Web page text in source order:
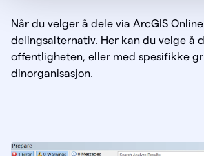
Når du velger å dele via ArcGIS
delingsalternativ. Her kan du velge å
offentligheten, eller med spesifikke
dinorganisasjon.